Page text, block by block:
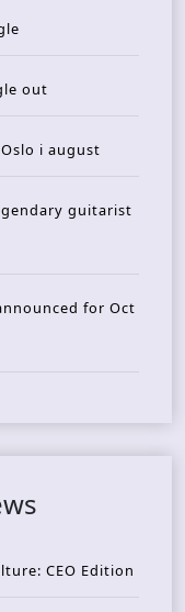
out
i august
guitarist
for Oct
CEO Edition